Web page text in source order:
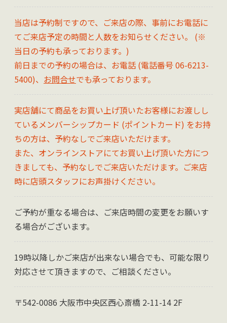
当店は予約制ですので、ご来店の際、事前にお電話に
てご来店予定の時間と人数をお知らせください。 (※
当日の予約も承っております。)
前日までの予約の場合は、お電話 (電話番号 06-6213-
5400)、 お問合せでも承っております。
実店舗にて商品をお買い上げ頂いたお客様にお渡しし
ているメンバーシップカード (ポイントカード) をお持
ちの方は、予約なしでご来店いただけます。
また、オンラインストアにてお買い上げ頂いた方につ
きましても、予約なしでご来店いただけます。ご来店
時に店頭スタッフにお声掛けください。
ご予約が重なる場合は、ご来店時間の変更をお願いす
る場合がございます。
19時以降しかご来店が出来ない場合でも、可能な限り
対応させて頂きますので、ご相談ください。
〒542-0086 大阪市中央区西心斎橋 2-11-14 2F